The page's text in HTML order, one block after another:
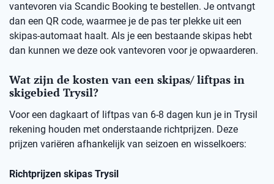
vantevoren via Scandic Booking te bestellen. Je ontvangt
dan een QR code, waarmee je de pas ter plekke uit een
skipas-automaat haalt. Als je een bestaande skipas hebt
dan kunnen we deze ook vantevoren voor je opwaarderen.
Wat zijn de kosten van een skipas/ liftpas in
skigebied Trysil?
Voor een dagkaart of liftpas van 6-8 dagen kun je in Trysil
rekening houden met onderstaande richtprijzen. Deze
prijzen variëren afhankelijk van seizoen en wisselkoers:
Richtprijzen skipas Trysil